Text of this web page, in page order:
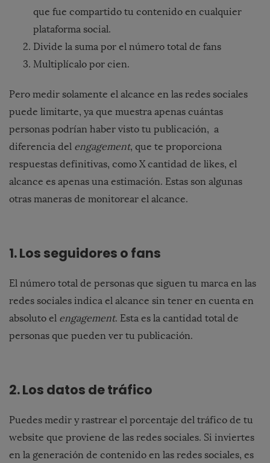
que fue compartido tu contenido en cualquier
plataforma social.
Divide la suma por el número total de fans
Multiplícalo por cien.
Pero medir solamente el alcance en las redes sociales
puede limitarte, ya que muestra apenas cuántas
personas podrían haber visto tu publicación, a
diferencia del engagement, que te proporciona
respuestas definitivas, como X cantidad de likes, el
alcance es apenas una estimación. Estas son algunas
otras maneras de monitorear el alcance.
1. Los seguidores o fans
El número total de personas que siguen tu marca en las
redes sociales indica el alcance sin tener en cuenta en
absoluto el engagement. Esta es la cantidad total de
personas que pueden ver tu publicación.
2. Los datos de tráfico
Puedes medir y rastrear el porcentaje del tráfico de tu
website que proviene de las redes sociales. Si inviertes
en la generación de contenido en las redes sociales, es